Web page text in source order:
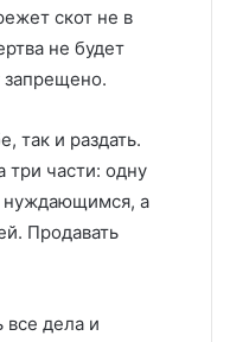
скот не в
не будет
запрещено.
так и раздать.
три части: одну
нуждающимся, а
Продавать
все дела и